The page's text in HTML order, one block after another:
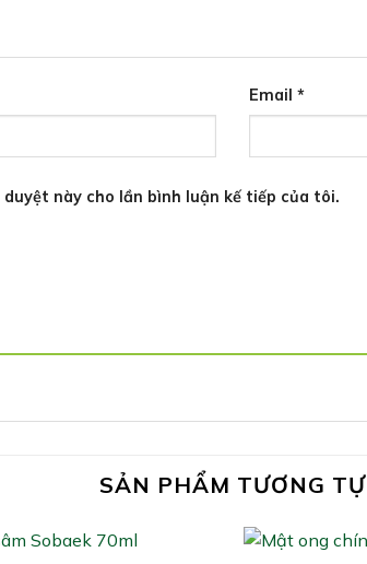
Email *
này cho lần bình luận kế tiếp của tôi.
SẢN PHẨM TƯƠNG TỰ